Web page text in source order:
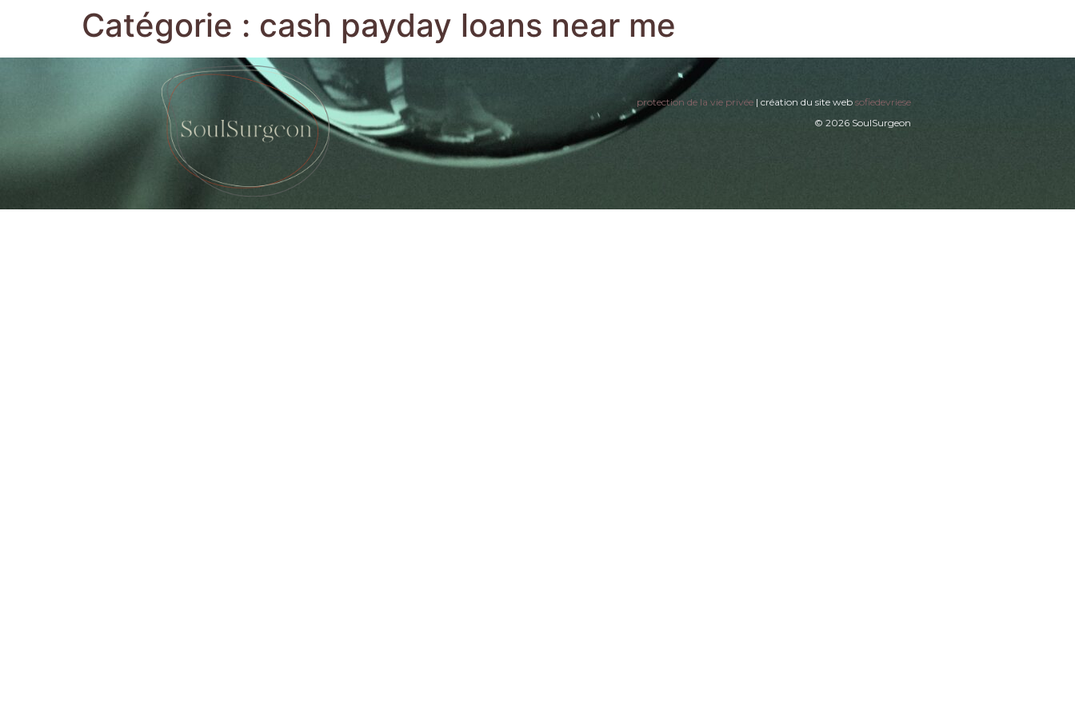
Catégorie : cash payday loans near me
protection de la vie privée| création du site web sofiedevriese
© 2026 SoulSurgeon